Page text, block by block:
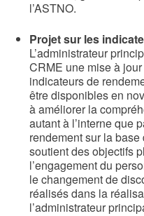
l’ASTNO.
Projet sur les
L’administrateur
CRME une mise à
indicateurs de
être disponibles en
à améliorer la
autant à l’interne que
rendement sur la
soutient des objectifs
l’engagement du
le changement de
réalisés dans la
l’administrateur